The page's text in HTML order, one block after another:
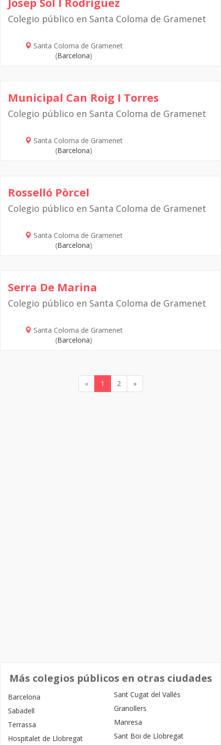
Colegio público en Santa Coloma de Gramenet
Santa Coloma de Gramenet
(Barcelona)
Municipal Can Roig I Torres
Colegio público en Santa Coloma de Gramenet
Santa Coloma de Gramenet
(Barcelona)
Rosselló Pòrcel
Colegio público en Santa Coloma de Gramenet
Santa Coloma de Gramenet
(Barcelona)
Serra De Marina
Colegio público en Santa Coloma de Gramenet
Santa Coloma de Gramenet
(Barcelona)
« 1 2 »
Más colegios públicos en otras ciudades
Barcelona
Sabadell
Terrassa
Hospitalet de Llobregat
Sant Cugat del Vallés
Granollers
Manresa
Sant Boi de Llobregat